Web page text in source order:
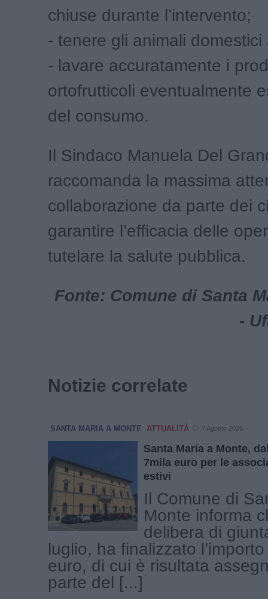
chiuse durante l’intervento;
- tenere gli animali domestici
- lavare accuratamente i
ortofrutticoli eventualmente
del consumo.
Il Sindaco Manuela Del
raccomanda la massima
collaborazione da parte dei
garantire l’efficacia delle
tutelare la salute pubblica.
Fonte: Comune di Santa
-
Notizie correlate
SANTA MARIA A MONTE ATTUALITÀ 7 Agosto 2026
Santa Maria a Monte,
7mila euro per le
estivi
Il Comune di
Monte informa
delibera di
luglio, ha finalizzato
euro, di cui è risultata
parte del [...]